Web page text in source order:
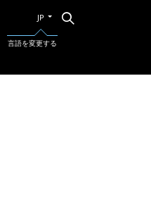
言語を変更する
別
の
言
切
JP